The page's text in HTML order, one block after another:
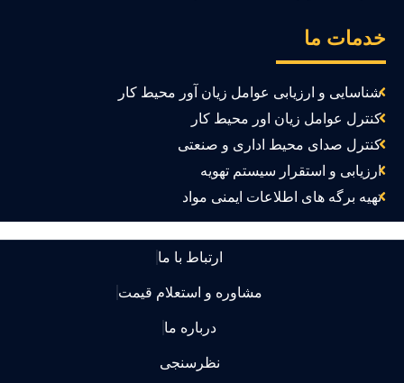
ما
شناسایی و ارزیابی عوامل زیان آور محیط کار
کنترل عوامل زیان اور محیط کار
کنترل صدای محیط اداری و صنعتی
ارزیابی و استقرار سیستم تهویه
تهیه برگه های اطلاعات ایمنی مواد
ارتباط با ما
مشاوره و استعلام قیمت
درباره ما
نظرسنجی